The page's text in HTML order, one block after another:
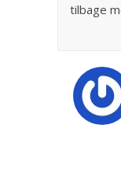
tilbage